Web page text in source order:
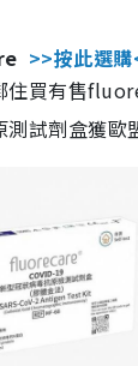
>>按此選購
住買有售
測試劑盒獲